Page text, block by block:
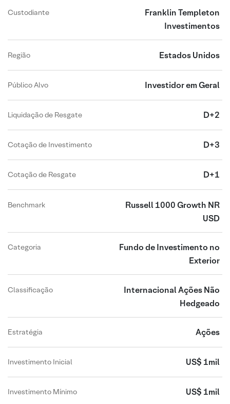
Custodiante
Franklin Templeton
Investimentos
Região Estados Unidos
Público Alvo Investidor em Geral
Liquidação de Resgate D+2
Cotação de Investimento D+3
Cotação de Resgate D+1
Benchmark
Russell 1000 Growth NR
USD
Categoria
Fundo de Investimento no
Exterior
Classificação
Internacional Ações Não
Hedgeado
Estratégia Ações
Investimento Inicial US$ 1mil
Investimento Mínimo US$ 1mil